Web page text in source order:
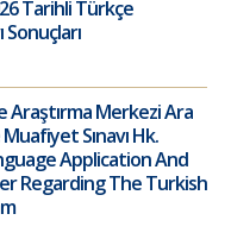
Tarihli Türkçe
Sonuçları
Araştırma Merkezi Ara
Sınavı Hk.
Application And
Regarding The Turkish